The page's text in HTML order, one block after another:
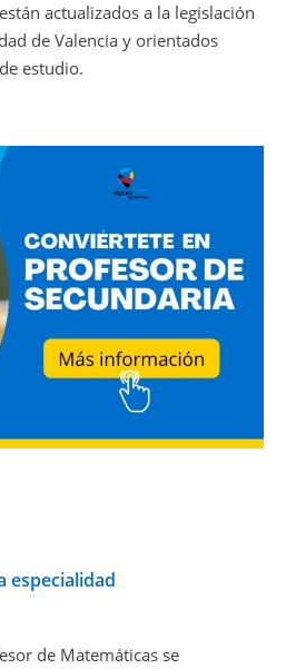
actualizados a la legislación
de Valencia y orientados
estudio.
especialidad
de Matemáticas se